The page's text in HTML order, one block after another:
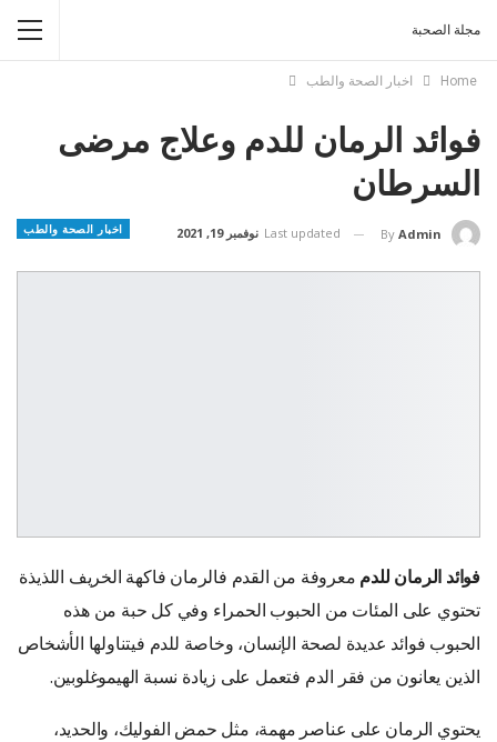
مجلة الصحبة
Home اخبار الصحة والطب
فوائد الرمان للدم وعلاج مرضى
السرطان
اخبار الصحة والطب By Admin
Last updated نوفمبر 19, 2021
فوائد الرمان للدم معروفة من القدم فالرمان فاكهة الخريف اللذيذة
تحتوي على المئات من الحبوب الحمراء وفي كل حبة من هذه
الحبوب فوائد عديدة لصحة الإنسان، وخاصة للدم فيتناولها الأشخاص
الذين يعانون من فقر الدم فتعمل على زيادة نسبة الهيموغلوبين.
يحتوي الرمان على عناصر مهمة، مثل حمض الفوليك، والحديد،